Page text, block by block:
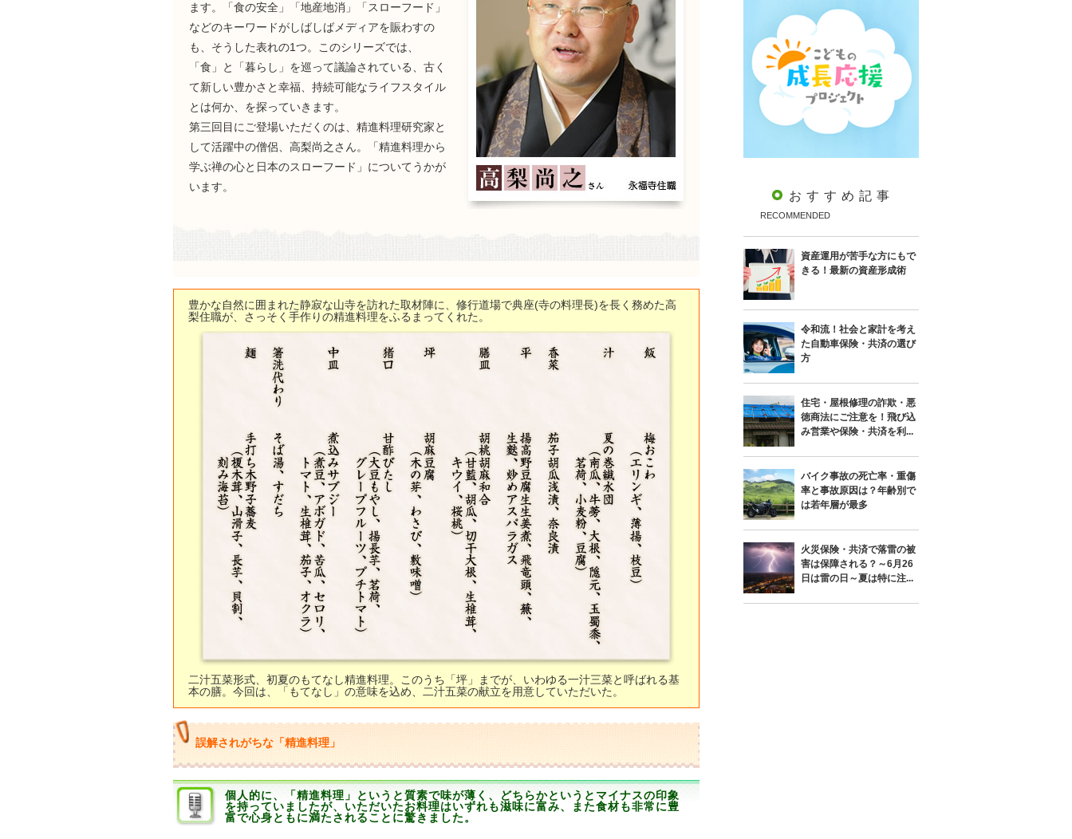
ます。「食の安全」「地産地消」「スローフード」
などのキーワードがしばしばメディアを賑わすの
も、そうした表れの1つ。このシリーズでは、
「食」と「暮らし」を巡って議論されている、古く
て新しい豊かさと幸福、持続可能なライフスタイル
とは何か、を探っていきます。
第三回目にご登場いただくのは、精進料理研究家と
して活躍中の僧侶、高梨尚之さん。「精進料理から
学ぶ禅の心と日本のスローフード」についてうかが
います。
豊かな自然に囲まれた静寂な山寺を訪れた取材陣に、修行道場で典座(寺の料理長)を長く務めた高
梨住職が、さっそく手作りの精進料理をふるまってくれた。
二汁五菜形式、初夏のもてなし精進料理。このうち「坪」までが、いわゆる一汁三菜と呼ばれる基
本の膳。今回は、「もてなし」の意味を込め、二汁五菜の献立を用意していただいた。
誤解されがちな「精進料理」
個人的に、「精進料理」というと質素で味が薄く、どちらかというとマイナスの印象
を持っていましたが、いただいたお料理はいずれも滋味に富み、また食材も非常に豊
富で心身ともに満たされることに驚きました。
おすすめ記事
RECOMMENDED
資産運用が苦手な方にもで
きる！最新の資産形成術
令和流！社会と家計を考え
た自動車保険・共済の選び
方
住宅・屋根修理の詐欺・悪
徳商法にご注意を！飛び込
み営業や保険・共済を利...
バイク事故の死亡率・重傷
率と事故原因は？年齢別で
は若年層が最多
火災保険・共済で落雷の被
害は保障される？～6月26
日は雷の日～夏は特に注...